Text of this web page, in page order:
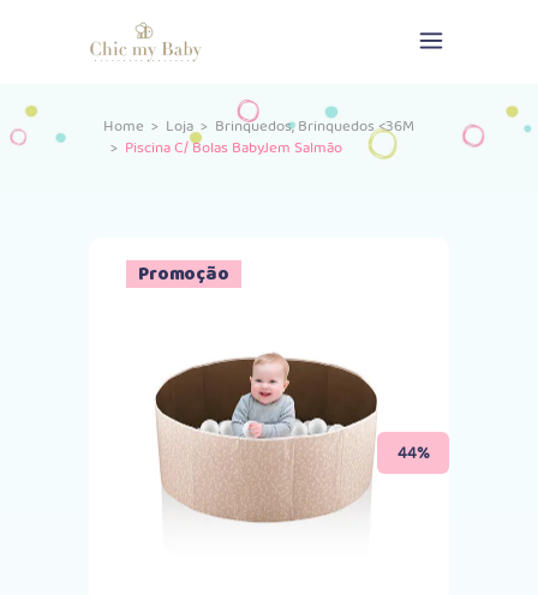
Home > Loja> Brinquedos,Brinquedos <36M
> Piscina C/ Bolas BabyJem Salmão
Promoção
44%